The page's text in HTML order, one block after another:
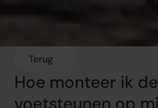
Terug
Hoe monteer ik
voetsteunen op